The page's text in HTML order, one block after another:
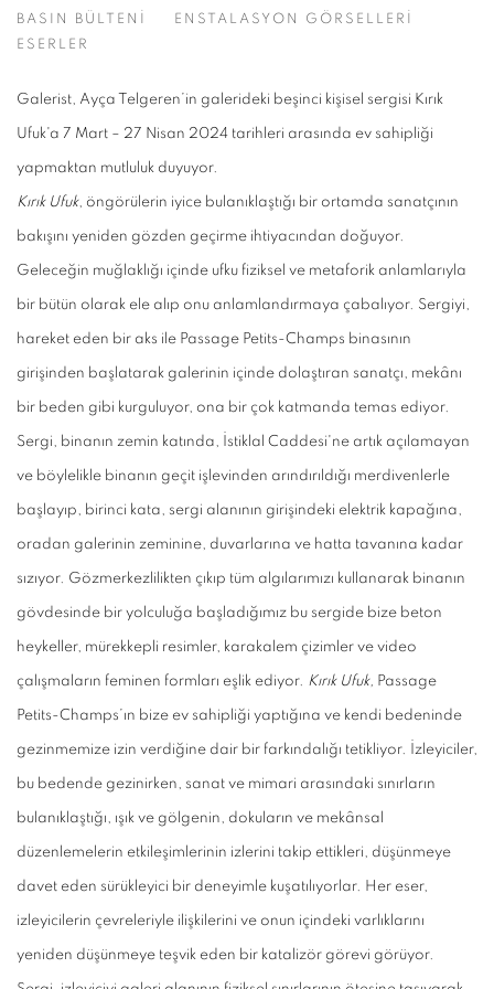
AYÇA TELGEREN
BASIN BÜLTENİ
ENSTALASYON GÖRSELLERİ
ESERLER
Galerist, Ayça Telgeren’in galerideki beşinci kişisel sergisi Kırık
Ufuk'a 7 Mart – 27 Nisan 2024 tarihleri arasında ev sahipliği
yapmaktan mutluluk duyuyor.
Kırık Ufuk, öngörülerin iyice bulanıklaştığı bir ortamda sanatçının
bakışını yeniden gözden geçirme ihtiyacından doğuyor.
Geleceğin muğlaklığı içinde ufku fiziksel ve metaforik anlamlarıyla
bir bütün olarak ele alıp onu anlamlandırmaya çabalıyor. Sergiyi,
hareket eden bir aks ile Passage Petits-Champs binasının
girişinden başlatarak galerinin içinde dolaştıran sanatçı, mekânı
bir beden gibi kurguluyor, ona bir çok katmanda temas ediyor.
Sergi, binanın zemin katında, İstiklal Caddesi'ne artık açılamayan
ve böylelikle binanın geçit işlevinden arındırıldığı merdivenlerle
başlayıp, birinci kata, sergi alanının girişindeki elektrik kapağına,
oradan galerinin zeminine, duvarlarına ve hatta tavanına kadar
sızıyor. Gözmerkezlilikten çıkıp tüm algılarımızı kullanarak binanın
gövdesinde bir yolculuğa başladığımız bu sergide bize beton
heykeller, mürekkepli resimler, karakalem çizimler ve video
çalışmaların feminen formları eşlik ediyor. Kırık Ufuk, Passage
Petits-Champs’ın bize ev sahipliği yaptığına ve kendi bedeninde
gezinmemize izin verdiğine dair bir farkındalığı tetikliyor. İzleyiciler,
bu bedende gezinirken, sanat ve mimari arasındaki sınırların
bulanıklaştığı, ışık ve gölgenin, dokuların ve mekânsal
düzenlemelerin etkileşimlerinin izlerini takip ettikleri, düşünmeye
davet eden sürükleyici bir deneyimle kuşatılıyorlar. Her eser,
izleyicilerin çevreleriyle ilişkilerini ve onun içindeki varlıklarını
yeniden düşünmeye teşvik eden bir katalizör görevi görüyor.